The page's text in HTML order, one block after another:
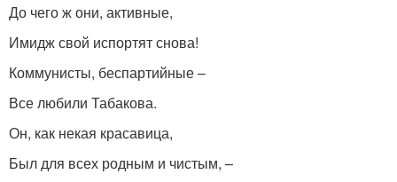
До чего ж они, активные,
Имидж свой испортят снова!
Коммунисты, беспартийные –
Все любили Табакова.
Он, как некая красавица,
Был для всех родным и чистым, –